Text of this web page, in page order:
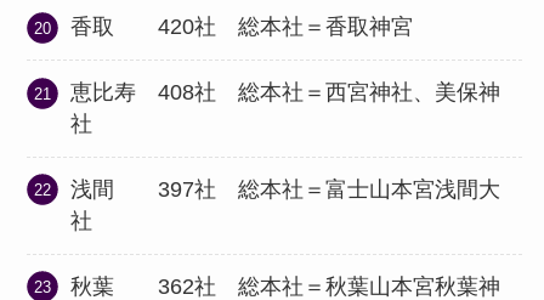
香取 420社 総本社＝香取神宮
恵比寿 408社 総本社＝西宮神社、美保神
社
浅間 397社 総本社＝富士山本宮浅間大
社
秋葉 362社 総本社＝秋葉山本宮秋葉神